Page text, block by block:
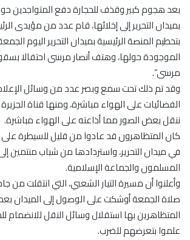
بعد هجوم كبير وقذف للحجارة دفع المتواجدين
بميدان التحرير إلى إخلائها، قام عدد من مؤيدى
بتحطيم المنصة الرئيسية بميدان التحرير اليوم
الموجودة حولها، وهتف أنصار مرسى احتفالا
مرسى”.
وقد تم ذلك تحت سمع وبصر عدد من وسائل
الفضائيات على الهواء مباشرة، ومنها قناة
ننقل بعض الصور مما أذاعته على الهواء مباشرة.
كان المتظاهرون قد عادوا من قليل للسيطرة
في ميدان التحرير، واستردادها من شباب منتمين
المسلمون والجماعة الإسلامية.
وأعلنوا أن مسيرة التيار الشعبي، التي انتقلت
صلاة الجمعة أوشكت على الوصول إلى الميدان
المتظاهرين بها استقلال وسائل النقل للانضمام
علموا بتعرضهم للضرب.